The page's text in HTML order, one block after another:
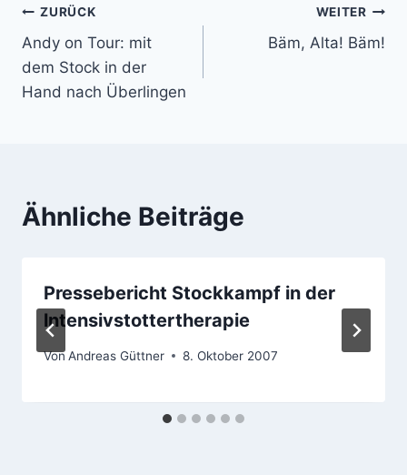
Beitragsnavigation
ZURÜCK
Andy on Tour: mit
dem Stock in der
Hand nach Überlingen
WEITER
Bäm, Alta! Bäm!
Ähnliche Beiträge
Pressebericht Stockkampf in der
lntensivstottertherapie
VonAndreas Güttner 8. Oktober 2007